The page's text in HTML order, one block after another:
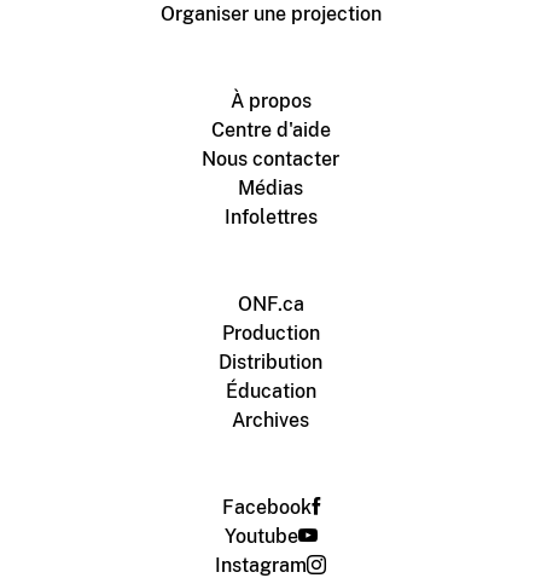
Organiser une projection
À propos
Centre d'aide
Nous contacter
Médias
Infolettres
ONF.ca
Production
Distribution
Éducation
Archives
Facebook
Youtube
Instagram